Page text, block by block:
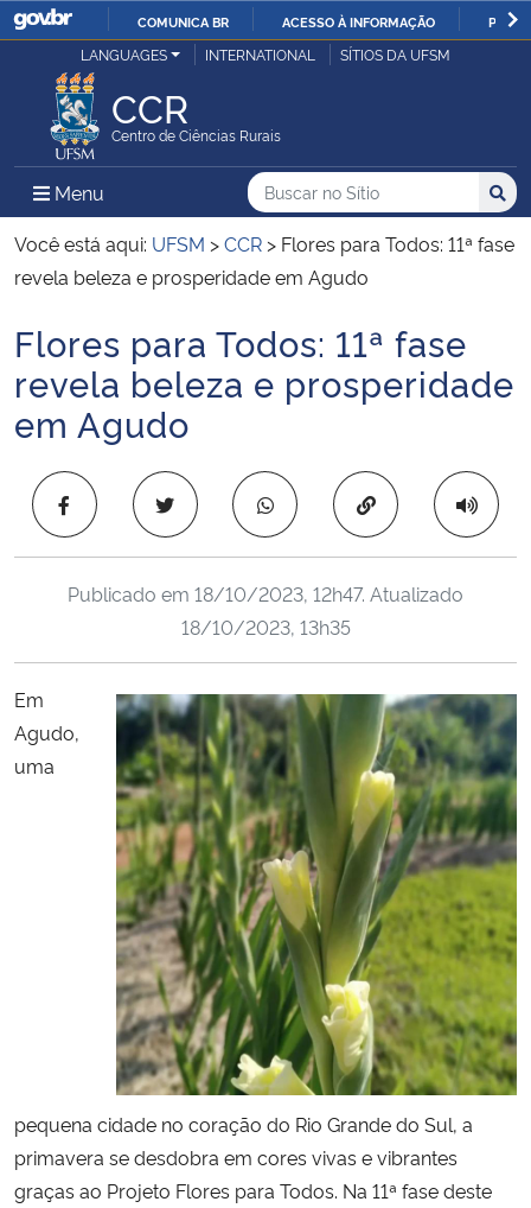
IR
COMUNICA BR ACESSO À INFORMAÇÃO
Ministério da Justiça e Segurança Pública
Ministério da Defesa
Ministério das Relações Exteriores
Ministério da Infraestrutura
Ministério da Agricultura, Pecuária e Abastecimento
Ministério da Educação
Ministério da Ciência, Tecnologia, Inovações e Comunicações
Ministério do Meio Ambiente
Ministério do Turismo
Ministério do Desenvolvimento Regional
Controladoria-Geral da União
Ministério da Mulher, da Família e dos Direitos Humanos
Secretaria-Geral
Secretaria de Governo
LANGUAGES INTERNATIONAL SÍTIOS DA UFSM
CCR
Centro de Ciências Rurais
Menu Menu Principal do Sítio
Busca
Buscar no no Sítio
Busca:
Você está aqui: UFSM >CCR > Flores para Todos: 11ª fase
revela beleza e prosperidade em Agudo
Início do conteúdo
Flores para Todos: 11ª fase
revela beleza e prosperidade
em Agudo
Copiar para área
Publicado em 18/10/2023, 12h47. Atualizado
18/10/2023, 13h35
Em
Agudo,
uma
pequena cidade no coração do Rio Grande do Sul, a
primavera se desdobra em cores vivas e vibrantes
graças ao Projeto Flores para Todos. Na 11ª fase deste